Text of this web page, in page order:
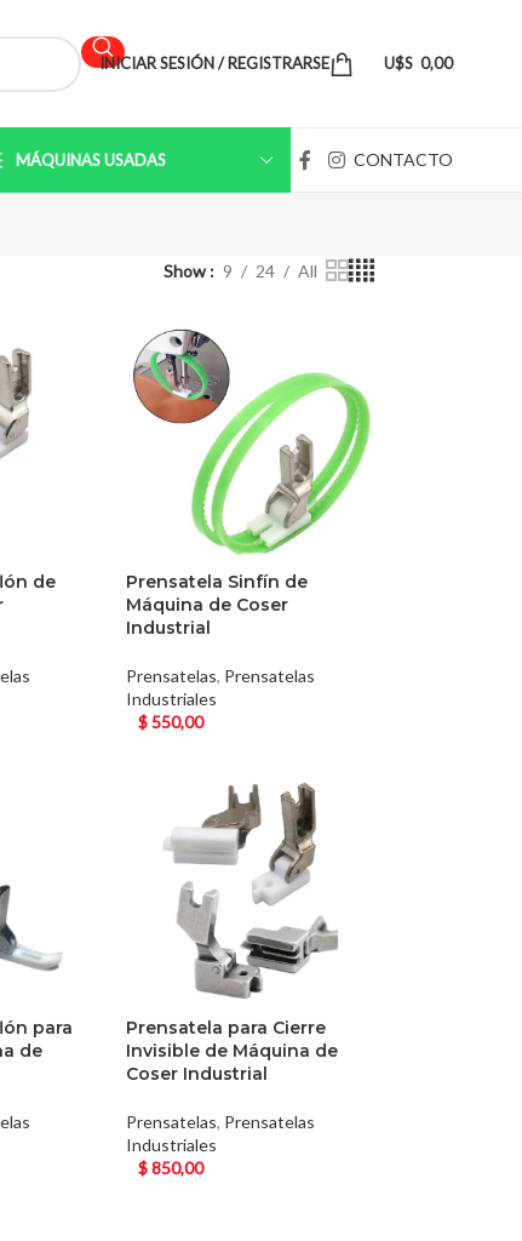
INICIAR SESIÓN / REGISTRARSE U$S 0,00
MÁQUINAS USADAS CONTACTO
Show 9 24 All
de
Prensatela Sinfín de
Máquina de Coser
Industrial
Prensatelas, Prensatelas
Industriales
$550,00
para
de
Prensatela para Cierre
Invisible de Máquina de
Coser Industrial
Prensatelas, Prensatelas
Industriales
$850,00